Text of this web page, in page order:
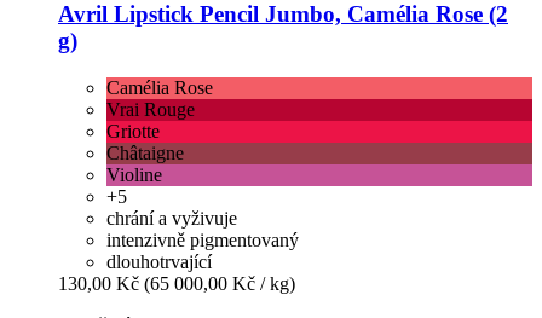
Avril Lipstick Pencil Jumbo, Camélia Rose (2
g)
Camélia Rose
Vrai Rouge
Griotte
Châtaigne
Violine
+5
chrání a vyživuje
intenzivně pigmentovaný
dlouhotrvající
130,00 Kč (65 000,00 Kč / kg)